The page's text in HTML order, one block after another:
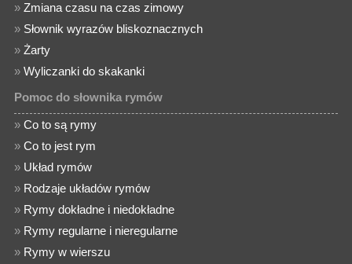
»Zmiana czasu na czas zimowy
» Słownik wyrazów bliskoznacznych
»Żarty
»Wyliczanki do skakanki
Pomoc do słownika rymów
»Co to są rymy
»Co to jest rym
» Układ rymów
» Rodzaje układów rymów
» Rymy dokładne i niedokładne
» Rymy regularne i nieregularne
» Rymy w wierszu